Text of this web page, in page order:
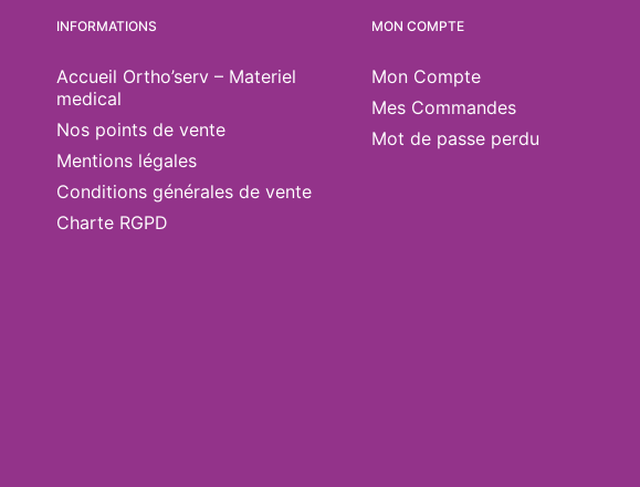
INFORMATIONS
Accueil Ortho’serv – Materiel
medical
Nos points de vente
Mentions légales
Conditions générales de vente
Charte RGPD
MON COMPTE
Mon Compte
Mes Commandes
Mot de passe perdu